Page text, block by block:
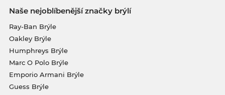
Naše nejoblíbenější značky brýlí
Ray-Ban Brýle
Oakley Brýle
Humphreys Brýle
Marc O Polo Brýle
Emporio Armani Brýle
Guess Brýle